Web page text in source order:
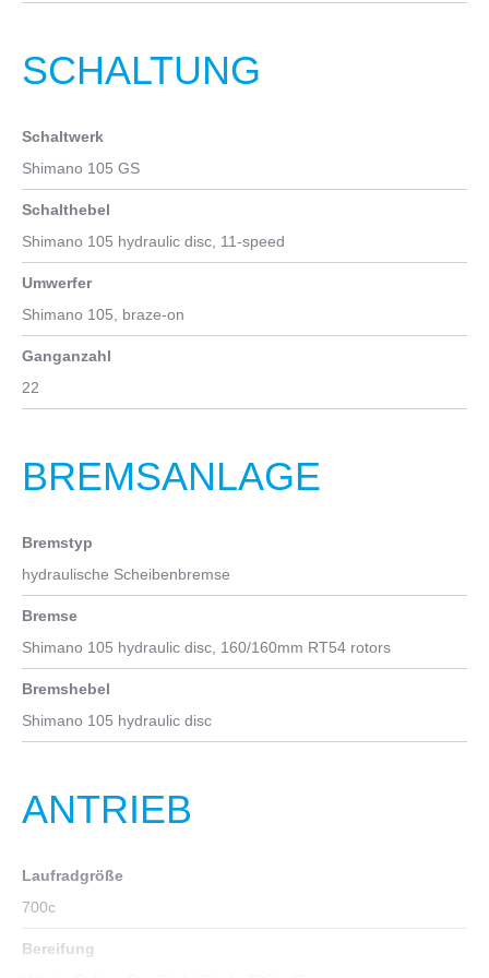
SCHALTUNG
Schaltwerk
Shimano 105 GS
Schalthebel
Shimano 105 hydraulic disc, 11-speed
Umwerfer
Shimano 105, braze-on
Ganganzahl
22
BREMSANLAGE
Bremstyp
hydraulische Scheibenbremse
Bremse
Shimano 105 hydraulic disc, 160/160mm RT54 rotors
Bremshebel
Shimano 105 hydraulic disc
ANTRIEB
Laufradgröße
700c
Bereifung